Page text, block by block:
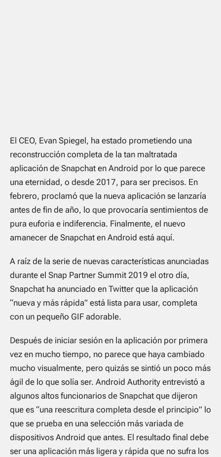
El CEO, Evan Spiegel, ha estado prometiendo una
reconstrucción completa de la tan maltratada
aplicación de Snapchat en Android por lo que parece
una eternidad, o desde 2017, para ser precisos. En
febrero, proclamó que la nueva aplicación se lanzaría
antes de fin de año, lo que provocaría sentimientos de
pura euforia e indiferencia. Finalmente, el nuevo
amanecer de Snapchat en Android está aquí.
A raíz de la serie de nuevas características anunciadas
durante el Snap Partner Summit 2019 el otro día,
Snapchat ha anunciado en Twitter que la aplicación
“nueva y más rápida” está lista para usar, completa
con un pequeño GIF adorable.
Después de iniciar sesión en la aplicación por primera
vez en mucho tiempo, no parece que haya cambiado
mucho visualmente, pero quizás se sintió un poco más
ágil de lo que solía ser. Android Authority entrevistó a
algunos altos funcionarios de Snapchat que dijeron
que es “una reescritura completa desde el principio” lo
que se prueba en una selección más variada de
dispositivos Android que antes. El resultado final debe
ser una aplicación más ligera y rápida que no sufra los